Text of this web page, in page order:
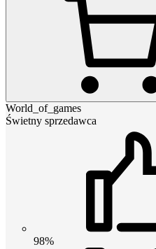
World_of_games
Świetny sprzedawca
98%